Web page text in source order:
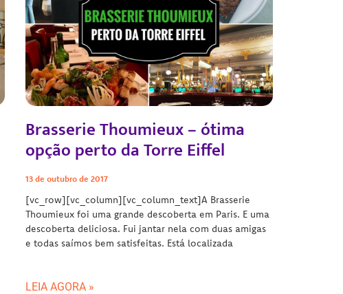
Brasserie Thoumieux – ótima
opção perto da Torre Eiffel
13 de outubro de 2017
[vc_row][vc_column][vc_column_text]A Brasserie
Thoumieux foi uma grande descoberta em Paris. E uma
descoberta deliciosa. Fui jantar nela com duas amigas
e todas saímos bem satisfeitas. Está localizada
LEIA AGORA »